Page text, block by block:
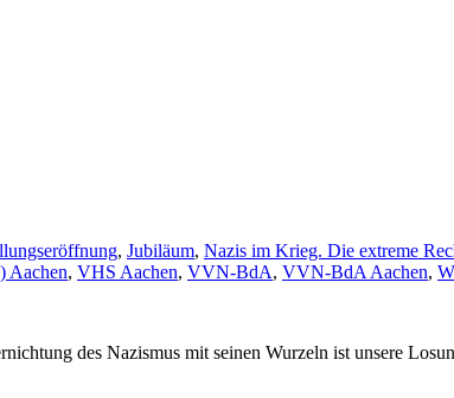
, Jubiläum, Nazis im Krieg. Die extreme
Aachen, VHS Aachen, VVN-BdA, VVN-BdA Aachen,
des Nazismus mit seinen Wurzeln ist unsere